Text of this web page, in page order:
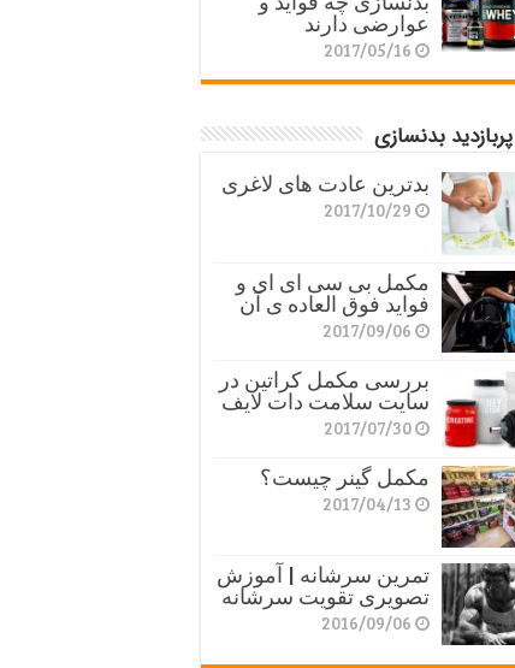
عوارضی دارند
2017/05/16
بدنسازی
بدترین عادت های لاغری
2017/10/29
مکمل بی سی ای ای و
فواید فوق العاده ی آن
2017/09/06
بررسی مکمل کراتین در
سایت سلامت دات لایف
2017/07/30
مکمل گینر چیست؟
2017/04/13
تمرین سرشانه | آموزش
تصویری تقویت سرشانه
2016/09/06